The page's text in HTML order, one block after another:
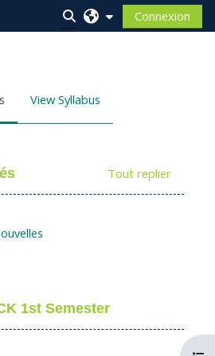
Activer/désactiver la
Connexion
View Syllabus
Tout replier
1st Semester